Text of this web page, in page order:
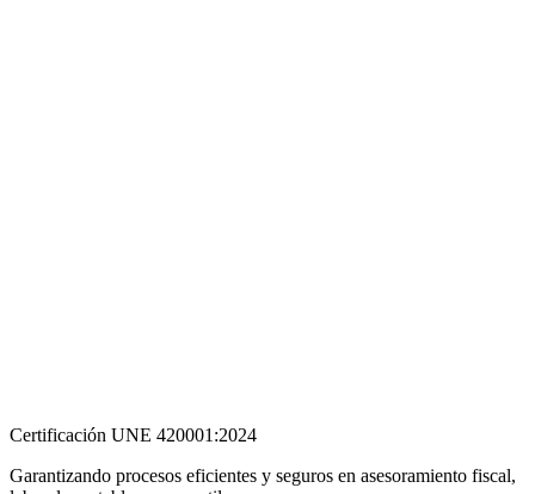
Certificación UNE 420001:2024
Garantizando procesos eficientes y seguros en asesoramiento fiscal,